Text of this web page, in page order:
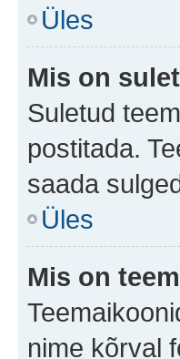
Üles
Mis on
Suletud
postitada.
saada
Üles
Mis on
nime kõrval